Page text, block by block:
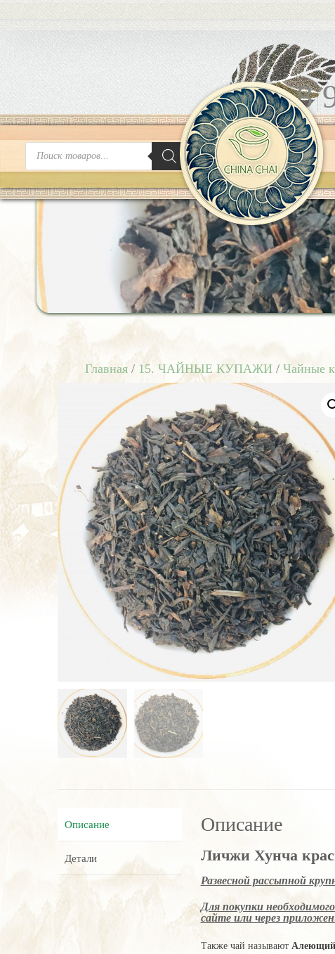
8
Поиск
товаров
Главная / 15. ЧАЙНЫЕ КУПАЖИ / Чайные
Описание
Детали
Описание
Личжи Хунча
Развесной рассыпной
Для покупки
сайте или через
Также чай называют Алеющий